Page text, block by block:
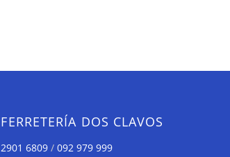
FERRETERÍA DOS CLAVOS
2901 6809 /092 979 999